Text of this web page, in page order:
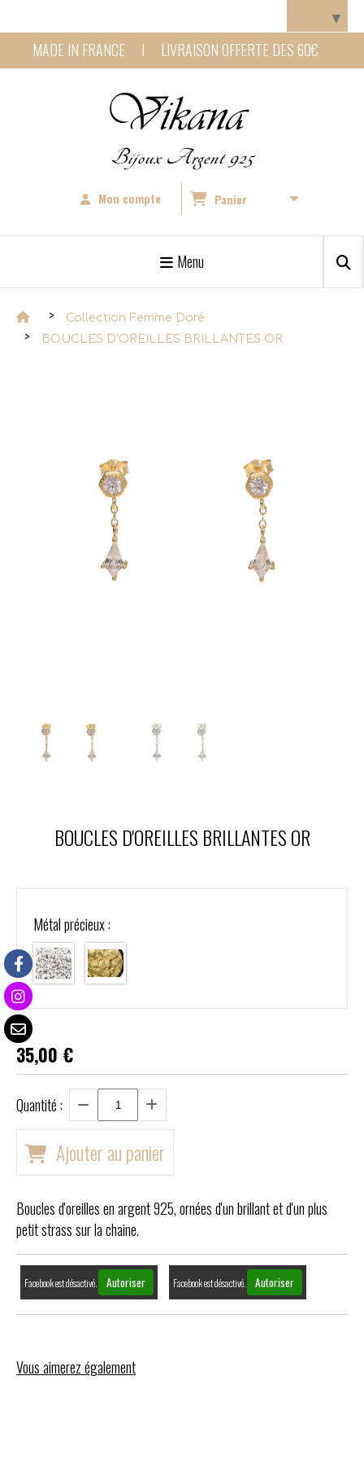
MADE IN FRANCE I LIVRAISON OFFERTE DES 60€
Bijoux Argent 925
Mon compte Panier
Menu
Collection Femme Doré
BOUCLES D'OREILLES BRILLANTES OR
BOUCLES D'OREILLES BRILLANTES OR
Métal précieux :
35,00 €
Quantité :
Ajouter au panier
Boucles d'oreilles en argent 925, ornées d'un brillant et d'un plus
petit strass sur la chaine.
Facebook est désactivé. Autoriser Facebook est désactivé. Autoriser
Vous aimerez également
▼